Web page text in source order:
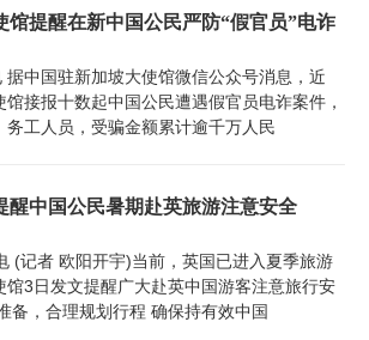
馆提醒在新中国公民严防“假官员”电诈
中国驻新加坡大使馆微信公众号消息，近
接报十数起中国公民遭遇假官员电诈案件，
务工人员，受骗金额累计逾千万人民
醒中国公民暑期赴英旅游注意安全
(记者 欧阳开宇)当前，英国已进入夏季旅游
馆3日发文提醒广大赴英中国游客注意旅行安
备，合理规划行程 确保持有效中国